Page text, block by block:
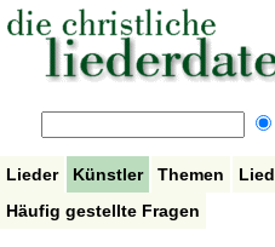
Lieder Künstler Themen
Häufig gestellte Fragen